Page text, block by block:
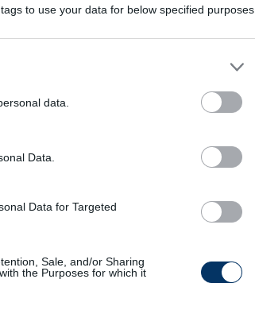
to use your data for below specified purposes
data.
Data.
Data for Targeted
Sale, and/or Sharing
the Purposes for which it